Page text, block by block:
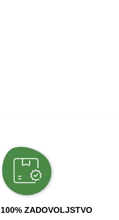
100% ZADOVOLJSTVO